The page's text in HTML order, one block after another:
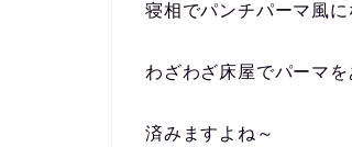
寝相でパンチパーマ風
わざわざ床屋でパーマ
済みますよね～